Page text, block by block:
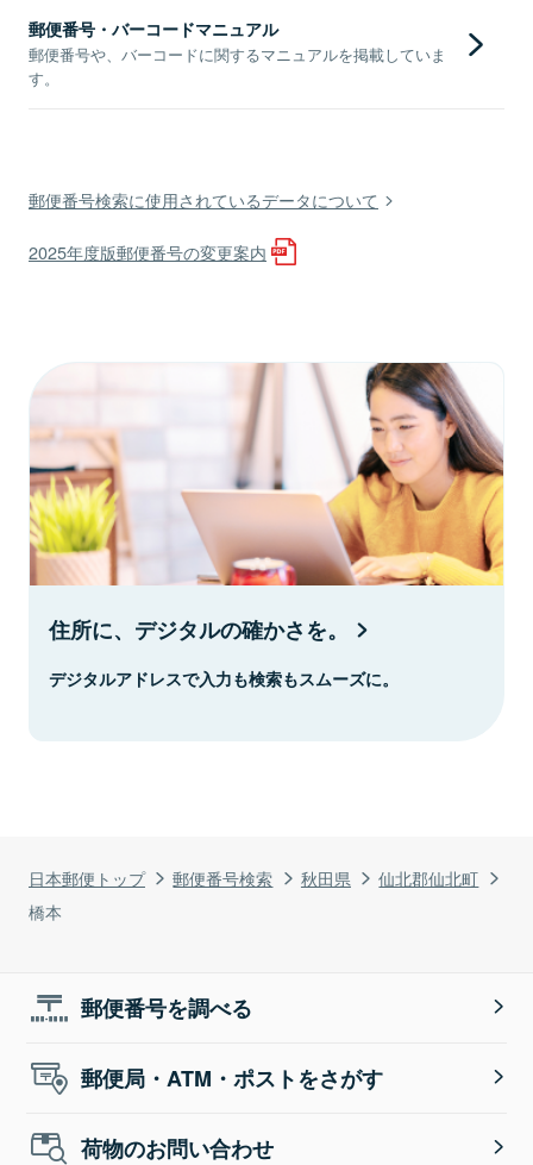
日本郵便トップ 郵便番号検索 秋田県
仙北郡仙北町
橋本
郵便番号・バーコードマニュアル
郵便番号や、バーコードに関するマニュアルを掲載していま
す。
郵便番号検索に使用されているデータについて
2025年度版郵便番号の変更案内
住所に、デジタルの確かさを。
デジタルアドレスで入力も検索もスムーズに。
郵便番号を調べる
郵便局・ATM・ポストをさがす
荷物のお問い合わせ